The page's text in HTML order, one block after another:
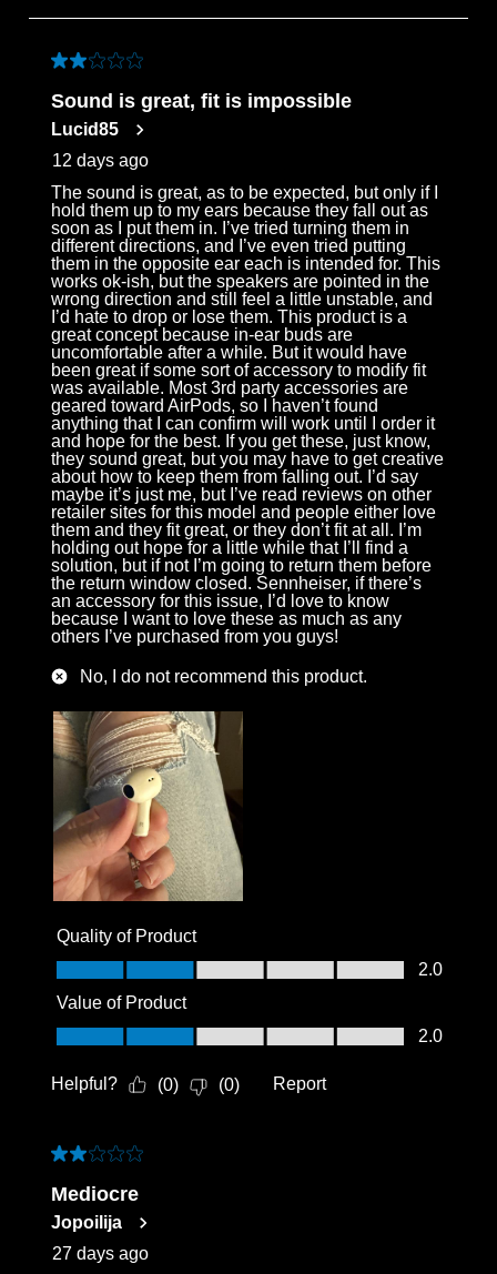
Reviews
2 out of 5 stars.
Sound is great, fit is impossible
Lucid85
12 days ago
The sound is great, as to be expected, but only if I
hold them up to my ears because they fall out as
soon as I put them in. I’ve tried turning them in
different directions, and I’ve even tried putting
them in the opposite ear each is intended for. This
works ok-ish, but the speakers are pointed in the
wrong direction and still feel a little unstable, and
I’d hate to drop or lose them. This product is a
great concept because in-ear buds are
uncomfortable after a while. But it would have
been great if some sort of accessory to modify fit
was available. Most 3rd party accessories are
geared toward AirPods, so I haven’t found
anything that I can confirm will work until I order it
and hope for the best. If you get these, just know,
they sound great, but you may have to get creative
about how to keep them from falling out. I’d say
maybe it’s just me, but I’ve read reviews on other
retailer sites for this model and people either love
them and they fit great, or they don’t fit at all. I’m
holding out hope for a little while that I’ll find a
solution, but if not I’m going to return them before
the return window closed. Sennheiser, if there’s
an accessory for this issue, I’d love to know
because I want to love these as much as any
others I’ve purchased from you guys!
No, I do not recommend this product.
Quality of Product
Quality of Product, 2.0 out of 5
2.0
Value of Product
Value of Product, 2.0 out of 5
2.0
Helpful? (0) (0) Report
2 out of 5 stars.
Mediocre
Jopoilija
27 days ago